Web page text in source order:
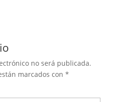
no será publicada.
marcados con *